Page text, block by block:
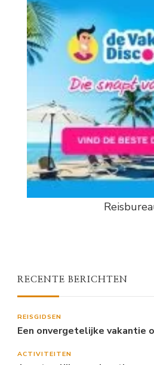
RECENTE BERICHTEN
REISGIDSEN
Een onvergetelijke vakantie
ACTIVITEITEN